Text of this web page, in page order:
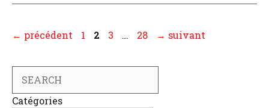
← précédent Page
1 Page
2 Page
3 … Page
28 → suivant
Catégories